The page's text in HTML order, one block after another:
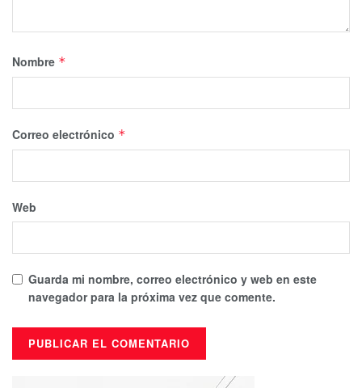
Nombre *
Correo electrónico *
Web
Guarda mi nombre, correo electrónico y web en este
navegador para la próxima vez que comente.